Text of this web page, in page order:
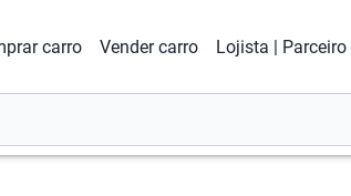
carro Vender carro Lojista | Parceiro